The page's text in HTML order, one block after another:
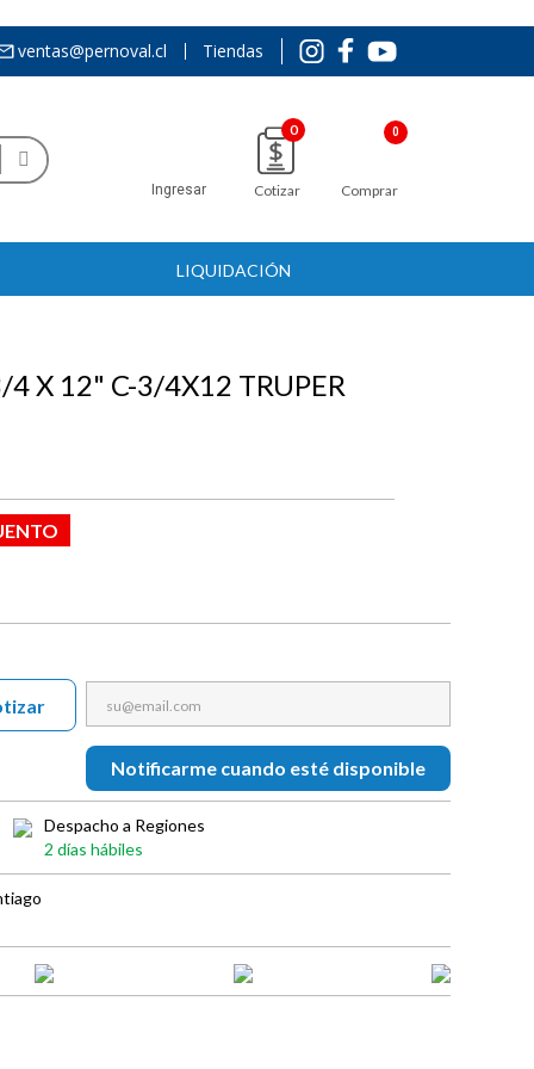
ventas@pernoval.cl Tiendas
Ingresar
0
Cotizar Comprar
LIQUIDACIÓN
X 12" C-3/4X12 TRUPER
Notificarme cuando esté disponible
Despacho a Regiones
2 días hábiles